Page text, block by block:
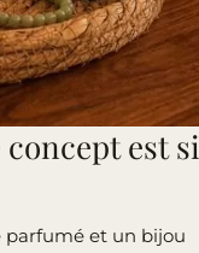
est si
parfumé et un bijou